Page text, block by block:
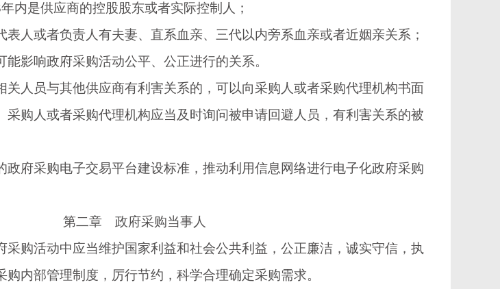
内是供应商的控股股东或者实际控制人；
或者负责人有夫妻、直系血亲、三代以内旁系血亲或者近姻亲关系；
影响政府采购活动公平、公正进行的关系。
人员与其他供应商有利害关系的，可以向采购人或者采购代理机构书面
采购人或者采购代理机构应当及时询问被申请回避人员，有利害关系的被
采购电子交易平台建设标准，推动利用信息网络进行电子化政府采购
第二章 政府采购当事人
活动中应当维护国家利益和社会公共利益，公正廉洁，诚实守信，执
内部管理制度，厉行节约，科学合理确定采购需求。